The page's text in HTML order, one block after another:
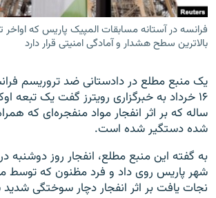
زبان‌های دیگر
فرانسه در آستانه مسابقات المپيک پاريس که اواخر
بالاترين سطح هشدار و آمادگی امنيتی قرار دارد
يک منبع مطلع در دادستانی ضد تروريسم
ساله که بر اثر انفجار مواد منفجره‌ای که
شده دستگير شده است.
به گفته اين منبع مطلع، انفجار روز دوشنبه
شهر پاريس روی داد و فرد مظنون که توسط
نجات يافت بر اثر انفجار دچار سوختگی